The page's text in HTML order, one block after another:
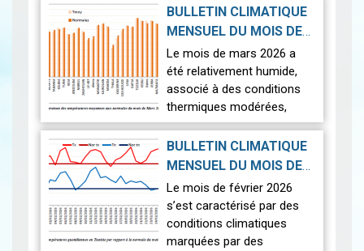
sur l’ensemble du territoire.
La saison a été marquée
BULLETIN CLIMATIQUE
MENSUEL DU MOIS DE
MARS 2026|2026-04-17
Le mois de mars 2026 a
été relativement humide,
associé à des conditions
thermiques modérées,
caractérisées par un
contraste entre des
journées légèrement plus
BULLETIN CLIMATIQUE
MENSUEL DU MOIS DE
FÉVRIER 2026|
2026-03-16
Le mois de février 2026
s’est caractérisé par des
conditions climatiques
marquées par des